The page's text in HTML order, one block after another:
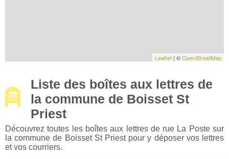
Leaflet | ©OpenStreetMap
Liste des boîtes aux lettres de
la commune de Boisset St
Priest
Découvrez toutes les boîtes aux lettres de rue La Poste sur
la commune de Boisset St Priest pour y déposer vos lettres
et vos courriers.